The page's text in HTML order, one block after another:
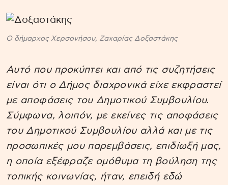
Ο δήμαρχος Χερσονήσου, Ζαχαρίας Δοξαστάκης
Αυτό που προκύπτει και από τις συζητήσεις
είναι ότι ο Δήμος διαχρονικά είχε εκφραστεί
με αποφάσεις του Δημοτικού Συμβουλίου.
Σύμφωνα, λοιπόν, με εκείνες τις αποφάσεις
του Δημοτικού Συμβουλίου αλλά και με τις
προσωπικές μου παρεμβάσεις, επιδίωξή μας,
η οποία εξέφραζε ομόθυμα τη βούληση της
τοπικής κοινωνίας, ήταν, επειδή εδώ